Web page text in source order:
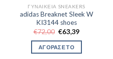
ΓΥΝΑΙΚΕΊΑ SNEAKERS
adidas Breaknet Sleek W
KI3144 shoes
€72,00 Original
price
was:
€72,00.
€63,39Η
τιμή
ΑΓΟΡΑΣΕ ΤΟ